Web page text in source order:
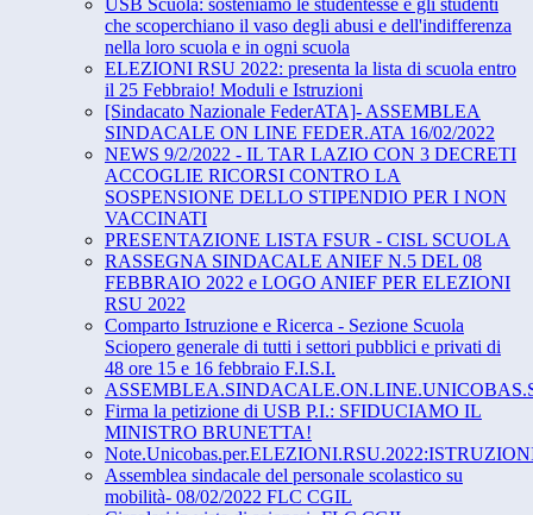
USB Scuola: sosteniamo le studentesse e gli studenti
che scoperchiano il vaso degli abusi e dell'indifferenza
nella loro scuola e in ogni scuola
ELEZIONI RSU 2022: presenta la lista di scuola entro
il 25 Febbraio! Moduli e Istruzioni
[Sindacato Nazionale FederATA]- ASSEMBLEA
SINDACALE ON LINE FEDER.ATA 16/02/2022
NEWS 9/2/2022 - IL TAR LAZIO CON 3 DECRETI
ACCOGLIE RICORSI CONTRO LA
SOSPENSIONE DELLO STIPENDIO PER I NON
VACCINATI
PRESENTAZIONE LISTA FSUR - CISL SCUOLA
RASSEGNA SINDACALE ANIEF N.5 DEL 08
FEBBRAIO 2022 e LOGO ANIEF PER ELEZIONI
RSU 2022
Comparto Istruzione e Ricerca - Sezione Scuola
Sciopero generale di tutti i settori pubblici e privati di
48 ore 15 e 16 febbraio F.I.S.I.
Firma la petizione di USB P.I.: SFIDUCIAMO IL
MINISTRO BRUNETTA!
Assemblea sindacale del personale scolastico su
mobilità- 08/02/2022 FLC CGIL